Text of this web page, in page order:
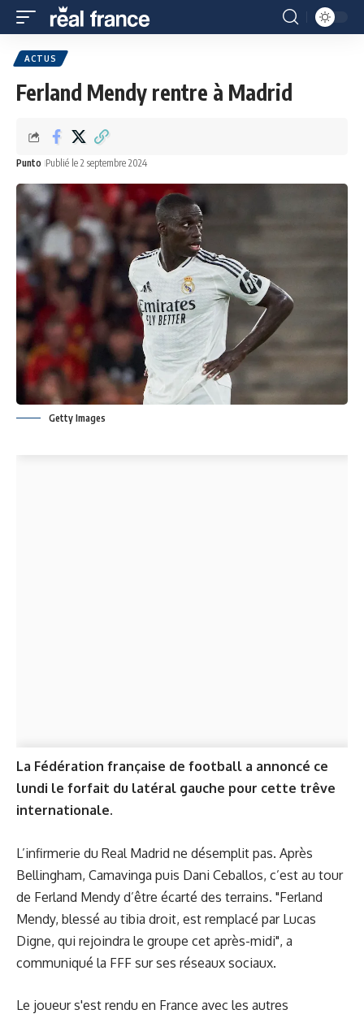
ACTUS
Ferland Mendy rentre à Madrid
Punto Publié le 2 septembre 2024
Getty Images
La Fédération française de football a annoncé ce
lundi le forfait du latéral gauche pour cette trêve
internationale.
L’infirmerie du Real Madrid ne désemplit pas. Après
Bellingham, Camavinga puis Dani Ceballos, c’est au tour
de Ferland Mendy d’être écarté des terrains. "Ferland
Mendy, blessé au tibia droit, est remplacé par Lucas
Digne, qui rejoindra le groupe cet après-midi", a
communiqué la FFF sur ses réseaux sociaux.
Le joueur s'est rendu en France avec les autres